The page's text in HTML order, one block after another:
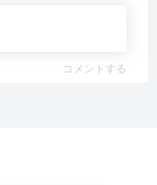
コメントする